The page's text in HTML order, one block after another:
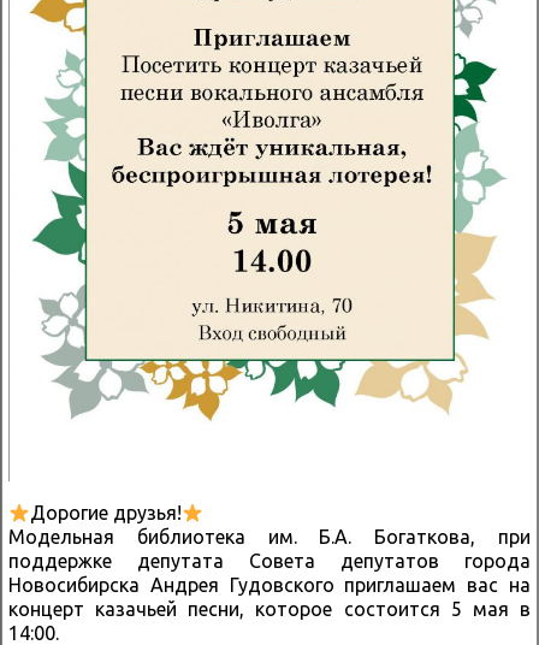
Дорогие друзья!
Модельная библиотека им. Б.А. Богаткова, при
поддержке депутата Совета депутатов города
Новосибирска Андрея Гудовского приглашаем вас на
концерт казачьей песни, которое состоится 5 мая в
14:00.